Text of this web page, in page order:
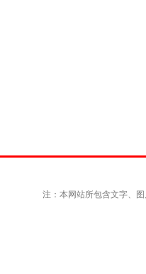
注：本网站所包含文字、